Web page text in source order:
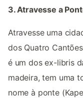
3. Atravesse a
Atravesse uma
dos Quatro
é um dos ex-libris
madeira, tem uma
nome à ponte